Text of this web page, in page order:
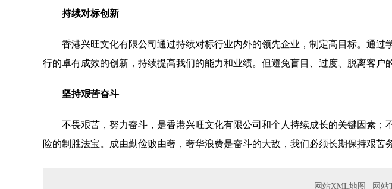
持续对标创新
香港兴旺文化有限公司通过持续对标行业内外的领先企业，制定高目标。通过
行的卓有成效的创新，持续提高我们的能力和业绩。但避免盲目、过度、脱离客户
坚持艰苦奋斗
不畏艰苦，努力奋斗，是香港兴旺文化有限公司和个人持续成长的关键因素；
险的制胜法宝。成由勤俭败由奢，奢华浪费是奋斗的大敌，我们必须长期保持艰苦
网站XML地图 网站